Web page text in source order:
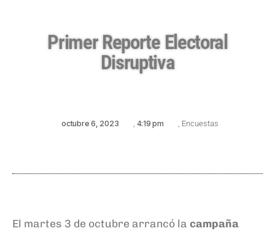
Primer Reporte Electoral
Disruptiva
octubre 6, 2023 , 4:19 pm , Encuestas
El martes 3 de octubre arrancó la campaña